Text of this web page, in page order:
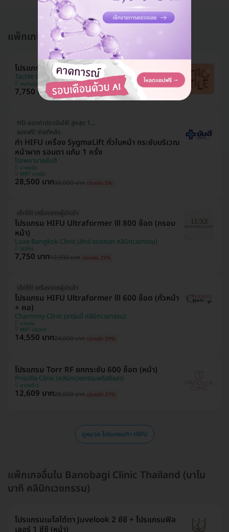
แพ็กเกจอื่นใน โปรแกรมทำ HIFU
โปรแกรม HIFU M 300 ช็อต (หน้า)
Tactile Clinic (ทัคทาย คลินิกเวชกรรม)
สมุทรปราการ
7,750 บาท 9,990 บาท ประหยัด 22%
HD ออกค่าประเมินให้! สูงสุด 1000 บ.
จองฟรี! จ่ายทีหลัง
ทำ HIFU เครื่อง SygmaLift ทั่วใบหน้า กระชับบริเวณ
หน้าผาก รอบตา แก้ม 1 ครั้ง
โรงพยาบาลยันฮี
บางพลัด
MRT บางอ้อ
28,500 บาท30,000 บาท ประหยัด 5%
เช็กได้! เครื่องจากผู้นำเข้า
โปรแกรม HIFU Ultraformer lll 800 ช็อต (กรอบ
หน้า)
Luxe Bangkok Clinic (ลักซ์ แบงคอก คลินิกเวชกรรม)
จตุจักร
7,750 บาท10,990 บาท ประหยัด 29%
เช็กได้! เครื่องจากผู้นำเข้า
โปรแกรม HIFU Ultraformer lll 600 ช็อต (ทั่วหน้า
+ คอ)
Charmmy Clinic (ชาร์มมี่ คลินิกเวชกรรม)
บางเขน
MRT มัยลาภ
14,550 บาท24,000 บาท ประหยัด 39%
โปรแกรม Torr RF ยกกระชับ 600 ช็อต (หน้า)
Priscilla Clinic (คลินิกเวชกรรมพริสซิลลา)
ลาดพร้าว
12,609 บาท20,000 บาท ประหยัด 37%
ดูหมวด โปรแกรมทำ HIFU
แพ็กเกจอื่นใน Banobagi Clinic Thailand (บาโน
บากิ คลินิกเวชกรรม)
โปรแกรมเมโสใต้ตา Juvelook 2 ซีซี + โปรแกรมฟิล